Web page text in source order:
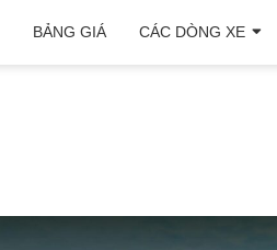
BẢNG GIÁ CÁC DÒNG XE